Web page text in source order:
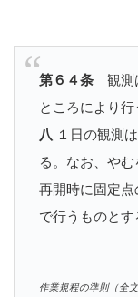
第６４条 観測
ところにより行
八 １日の観測
る。なお、や
再開時に固定
で行うものとす
作業規程の準則（全